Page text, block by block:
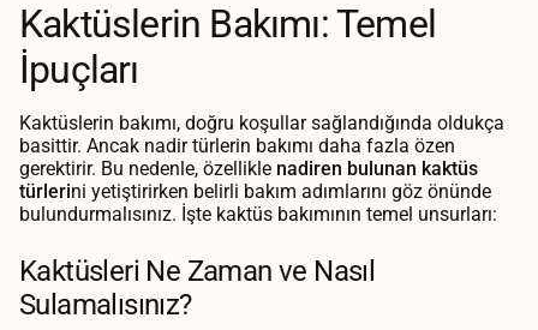
Kaktüslerin Bakımı: Temel
İpuçları
Kaktüslerin bakımı, doğru koşullar sağlandığında oldukça
basittir. Ancak nadir türlerin bakımı daha fazla özen
gerektirir. Bu nedenle, özellikle nadiren bulunan kaktüs
türlerini yetiştirirken belirli bakım adımlarını göz önünde
bulundurmalısınız. İşte kaktüs bakımının temel unsurları:
Kaktüsleri Ne Zaman ve Nasıl
Sulamalısınız?